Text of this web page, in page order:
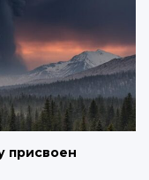
присвоен